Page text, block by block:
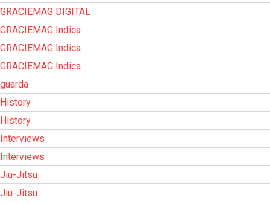
GRACIEMAG DIGITAL
GRACIEMAG Indica
GRACIEMAG Indica
GRACIEMAG Indica
guarda
History
History
Interviews
Interviews
Jiu-Jitsu
Jiu-Jitsu